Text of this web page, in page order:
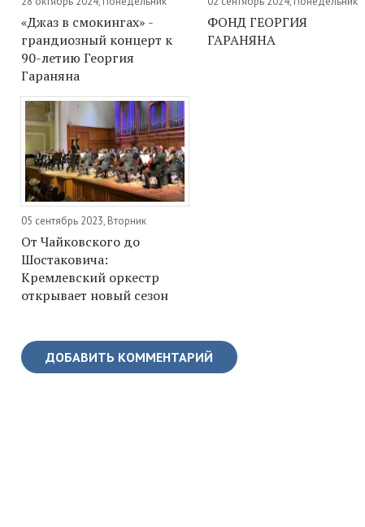
«Джаз в смокингах» -
грандиозный концерт к
90-летию Георгия
Гараняна
ФОНД ГЕОРГИЯ
ГАРАНЯНА
05 сентябрь 2023, Вторник
От Чайковского до
Шостаковича:
Кремлевский оркестр
открывает новый сезон
ДОБАВИТЬ КОММЕНТАРИЙ